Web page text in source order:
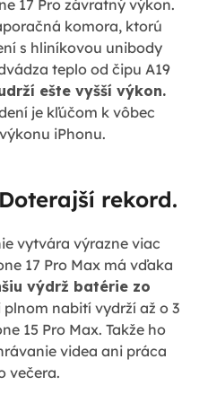
17 Pro závratný výkon.
komora, ktorú
s hliníkovou unibody
teplo od čipu A19
ešte vyšší výkon.
je kľúčom k vôbec
iPhonu.
rekord.
vytvára výrazne viac
17 Pro Max má vďaka
výdrž batérie zo
nabití vydrží až o 3
15 Pro Max. Takže ho
videa ani práca
večera.